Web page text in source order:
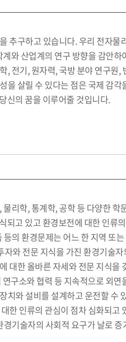
추구하고 있습니다. 우리 전자
와 산업계의 연구 방향을 감안
전기, 원자력, 국방 분야 연구원,
살릴 수 있다는 점은 국제 감
신의 꿈을 이루어줄 것입니다.
리학, 통계학, 공학 등 다양한
고 있고 환경보전에 대한 인류
의 환경문제는 어느 한 지역 또
와 전문 지식을 가진 환경기술
대한 올바른 자세와 전문 지식을
구소와 협력 등 지속적으로 외
와 설비를 설계하고 운전할 수
한 인류의 관심이 점차 심화되고
기술자의 사회적 요구가 날로